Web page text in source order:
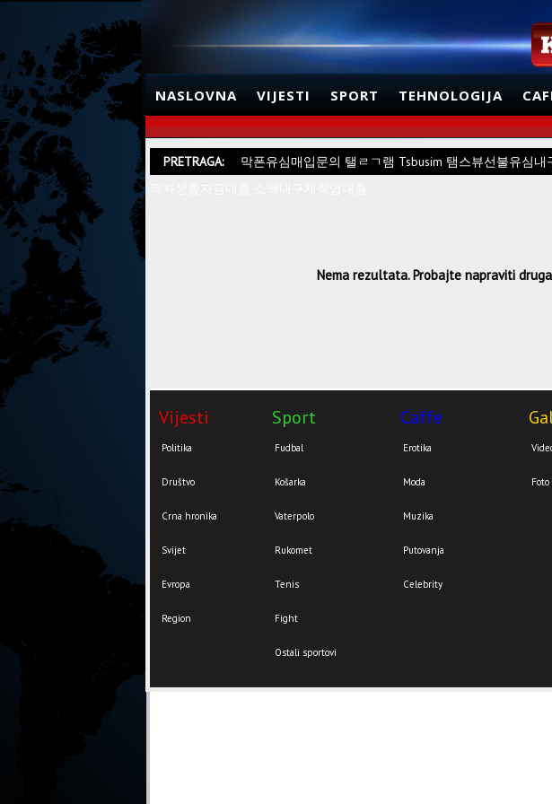
NASLOVNA VIJESTI SPORT TEHNOLOGIJA
PRETRAGA:
막폰유심매입문의 탤ㄹㄱ램 Tsbusim 탬스뷰선불유심
Nema rezultata. Probajte napraviti
Vijesti
Politika
Društvo
Crna hronika
Svijet
Evropa
Region
Sport
Fudbal
Košarka
Vaterpolo
Rukomet
Tenis
Fight
Ostali sportovi
Caffe
Erotika
Moda
Muzika
Putovanja
Celebrity